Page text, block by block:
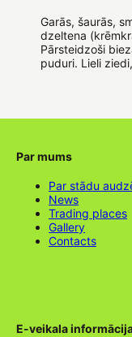
Garās, šaurās,
dzeltena
Pārsteidzoši
puduri. Lieli
Par mums
Par stādu
News
Trading places
Gallery
Contacts
E-veikala